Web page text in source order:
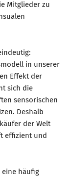
Mitglieder zu
in unserer
Effekt der
sich die
sensorischen
Deshalb
der Welt
effizient und
eine häufig